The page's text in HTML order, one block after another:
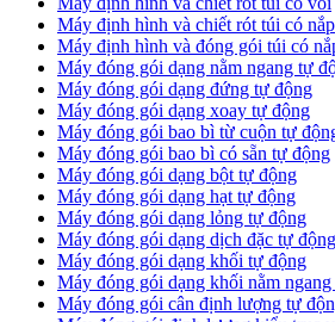
Máy định hình và chiết rót túi có nắp
Máy định hình và đóng gói túi có
Máy đóng gói dạng nằm ngang tự
Máy đóng gói dạng đứng tự động
Máy đóng gói dạng xoay tự động
Máy đóng gói bao bì từ cuộn tự
Máy đóng gói bao bì có sẵn tự động
Máy đóng gói dạng bột tự động
Máy đóng gói dạng hạt tự động
Máy đóng gói dạng lỏng tự động
Máy đóng gói dạng dịch đặc tự động
Máy đóng gói dạng khối tự động
Máy đóng gói dạng khối nằm
Máy đóng gói cân định lượng tự